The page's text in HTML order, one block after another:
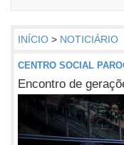
INÍCIO > NOTICIÁRIO
CENTRO SOCIAL
Encontro de